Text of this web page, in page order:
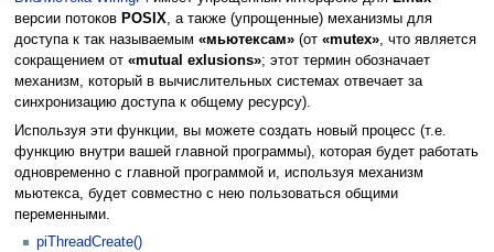
версии потоков POSIX, а также (упрощенные) механизмы для
доступа к так называемым «мьютексам»(от «mutex», что является
сокращением от «mutual exlusions»; этот термин обозначает
механизм, который в вычислительных системах отвечает за
синхронизацию доступа к общему ресурсу).
Используя эти функции, вы можете создать новый процесс (т.е.
функцию внутри вашей главной программы), которая будет работать
одновременно с главной программой и, используя механизм
мьютекса, будет совместно с нею пользоваться общими
переменными.
piThreadCreate()